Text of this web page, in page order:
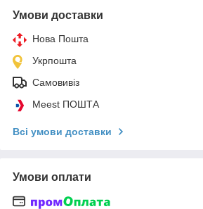
Умови доставки
Нова Пошта
Укрпошта
Самовивіз
Meest ПОШТА
Всі умови доставки
Умови оплати